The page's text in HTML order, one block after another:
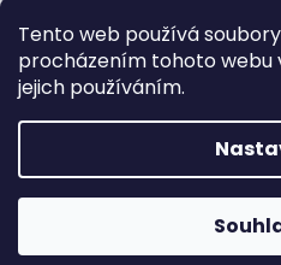
Tento web používá
procházením tohoto webu
jejich používáním.
GDPR PODMÍNKY
Napište nám
KONTAKTY
Copyright 2026